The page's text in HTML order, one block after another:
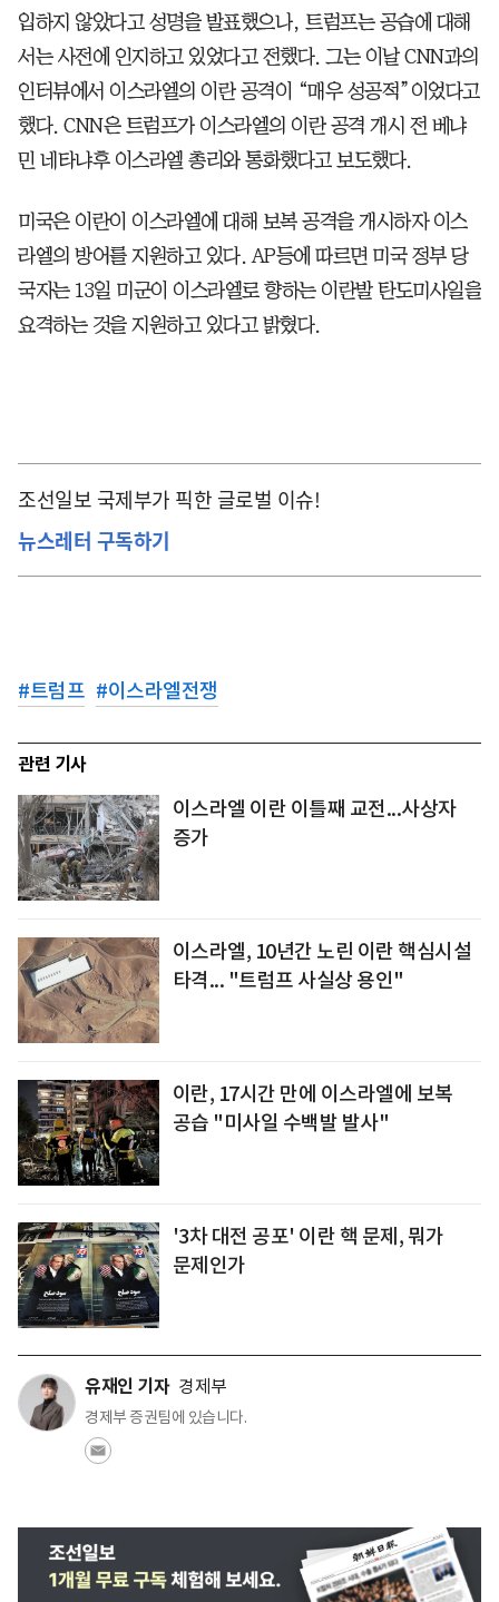
입하지 않았다고 성명을 발표했으나, 트럼프는 공습에 대해
서는 사전에 인지하고 있었다고 전했다. 그는 이날 CNN과의
인터뷰에서 이스라엘의 이란 공격이 “매우 성공적”이었다고
했다. CNN은 트럼프가 이스라엘의 이란 공격 개시 전 베냐
민 네타냐후 이스라엘 총리와 통화했다고 보도했다.
미국은 이란이 이스라엘에 대해 보복 공격을 개시하자 이스
라엘의 방어를 지원하고 있다. AP등에 따르면 미국 정부 당
국자는 13일 미군이 이스라엘로 향하는 이란발 탄도미사일을
요격하는 것을 지원하고 있다고 밝혔다.
조선일보 국제부가 픽한 글로벌 이슈!
뉴스레터 구독하기
#트럼프 #이스라엘전쟁
관련 기사
이스라엘 이란 이틀째 교전...사상자
증가
이스라엘, 10년간 노린 이란 핵심시설
타격... "트럼프 사실상 용인"
이란, 17시간 만에 이스라엘에 보복
공습 "미사일 수백발 발사"
'3차 대전 공포' 이란 핵 문제, 뭐가
문제인가
유재인 기자 경제부
경제부 증권팀에 있습니다.